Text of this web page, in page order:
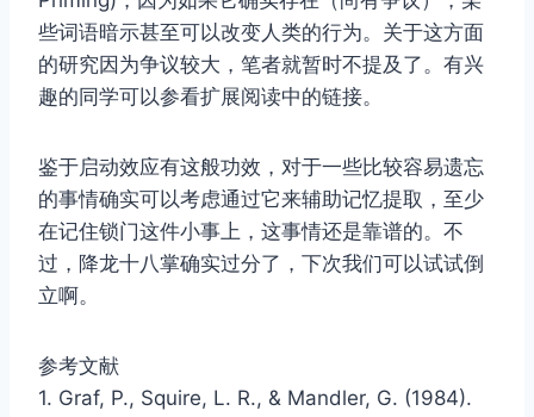
些词语暗示甚至可以改变人类的行为。关于这方面
的研究因为争议较大，笔者就暂时不提及了。有兴
趣的同学可以参看扩展阅读中的链接。
鉴于启动效应有这般功效，对于一些比较容易遗忘
的事情确实可以考虑通过它来辅助记忆提取，至少
在记住锁门这件小事上，这事情还是靠谱的。不
过，降龙十八掌确实过分了，下次我们可以试试倒
立啊。
参考文献
1. Graf, P., Squire, L. R., & Mandler, G. (1984).